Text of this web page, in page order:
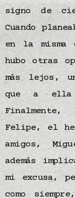
signo de
Cuando
en la misma
hubo otras
más lejos,
que a ella
Felipe, el
amigos,
además
mi excusa,
como